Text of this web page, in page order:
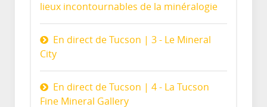
lieux incontournables de la minéralogie
En direct de Tucson | 3 - Le Mineral
City
En direct de Tucson | 4 - La Tucson
Fine Mineral Gallery